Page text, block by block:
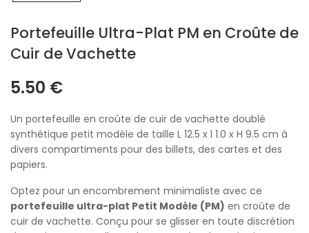
Portefeuille Ultra-Plat PM en Croûte de
Cuir de Vachette
5.50 €
Un portefeuille en croûte de cuir de vachette doublé
synthétique petit modèle de taille L 12.5 x l 1.0 x H 9.5 cm à
divers compartiments pour des billets, des cartes et des
papiers.
Optez pour un encombrement minimaliste avec ce
portefeuille ultra-plat Petit Modèle (PM) en croûte de
cuir de vachette. Conçu pour se glisser en toute discrétion